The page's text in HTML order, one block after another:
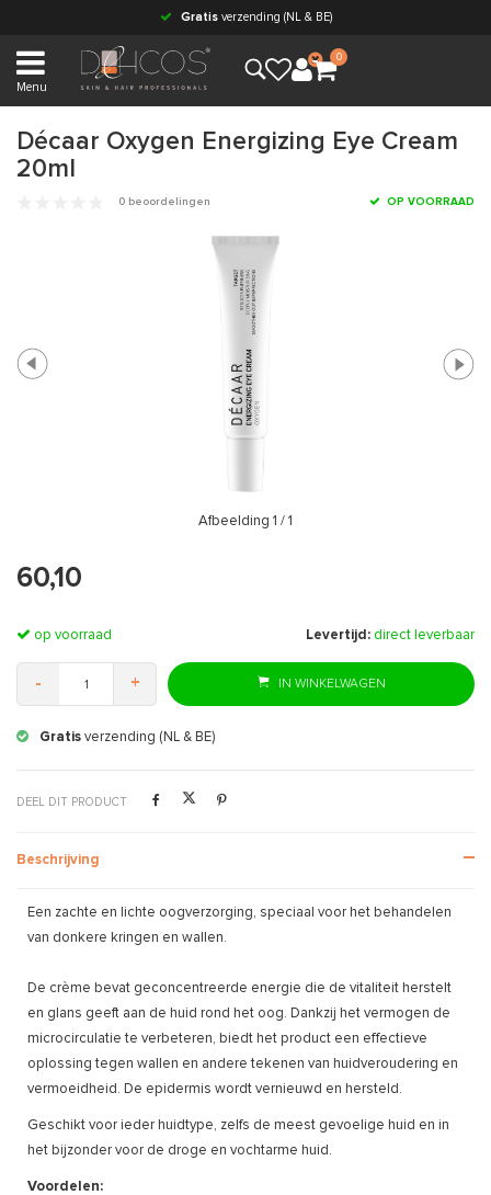
Gratisverzending (NL & BE)
Menu
0
Décaar Oxygen Energizing Eye Cream
20ml
0 beoordelingen OP VOORRAAD
Afbeelding 1 / 1
60,10
op voorraad Levertijd: direct leverbaar
- + IN WINKELWAGEN
Gratis verzending (NL & BE)
DEEL DIT PRODUCT
Beschrijving
Een zachte en lichte oogverzorging, speciaal voor het behandelen
van donkere kringen en wallen.
De crème bevat geconcentreerde energie die de vitaliteit herstelt
en glans geeft aan de huid rond het oog. Dankzij het vermogen de
microcirculatie te verbeteren, biedt het product een effectieve
oplossing tegen wallen en andere tekenen van huidveroudering en
vermoeidheid. De epidermis wordt vernieuwd en hersteld.
Geschikt voor ieder huidtype, zelfs de meest gevoelige huid en in
het bijzonder voor de droge en vochtarme huid.
Voordelen: